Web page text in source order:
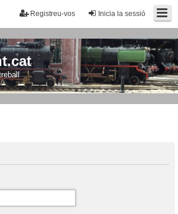
Inicia la sessió
Registreu-vos